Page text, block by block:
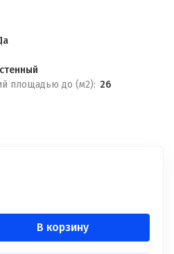
площадью до (м2): 26
В корзину